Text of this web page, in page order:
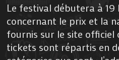
Le festival débutera à 19
concernant le prix et la
fournis sur le site officiel
tickets sont répartis en